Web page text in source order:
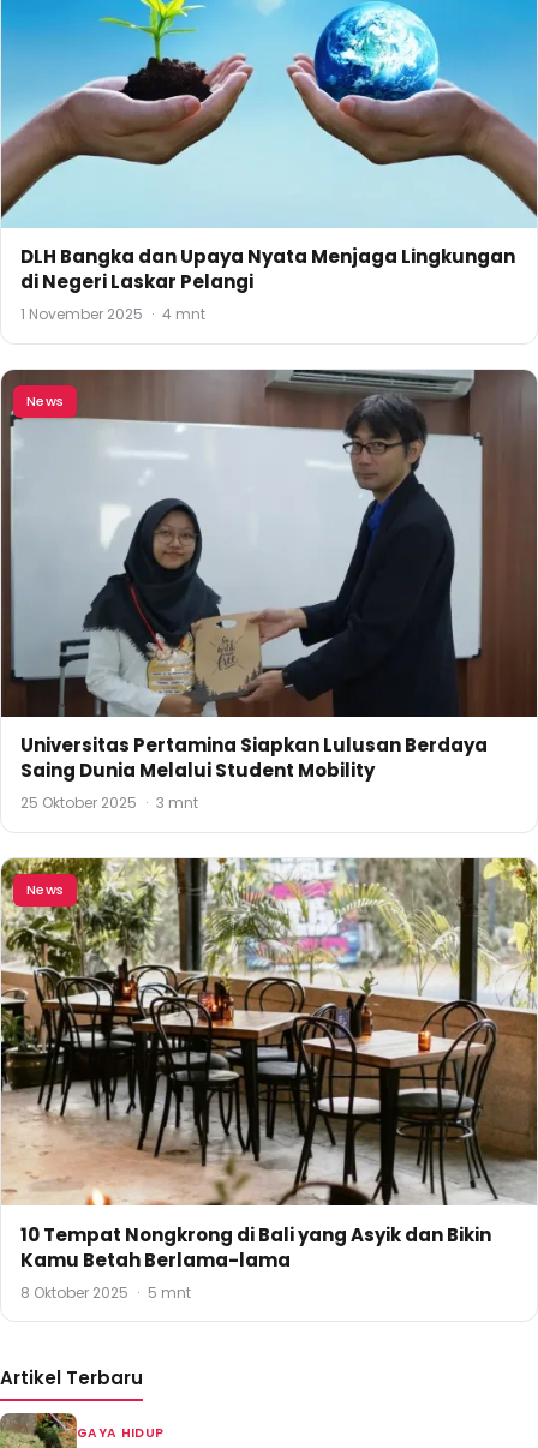
DLH Bangka dan Upaya Nyata Menjaga Lingkungan
di Negeri Laskar Pelangi
1 November 2025 · 4 mnt
News
Universitas Pertamina Siapkan Lulusan Berdaya
Saing Dunia Melalui Student Mobility
25 Oktober 2025 · 3 mnt
News
10 Tempat Nongkrong di Bali yang Asyik dan Bikin
Kamu Betah Berlama-lama
8 Oktober 2025 · 5 mnt
Artikel Terbaru
GAYA HIDUP